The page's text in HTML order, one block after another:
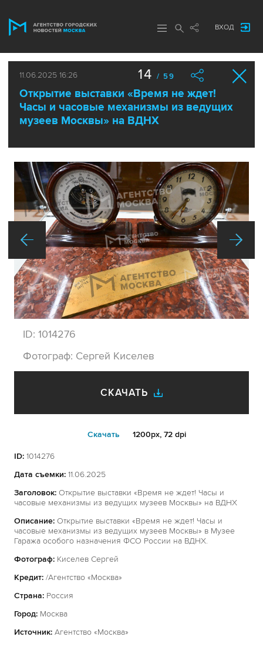
ВХОД
11.06.2025 16:26
Открытие выставки «Время не ждет!
Часы и часовые механизмы из ведущих
музеев Москвы» на ВДНХ
14 / 59
ID: 1014276
Фотограф: Сергей Киселев
СКАЧАТЬ
Cкачать 1200px, 72 dpi
ID: 1014276
Дата съемки: 11.06.2025
Заголовок: Открытие выставки «Время не ждет! Часы и
часовые механизмы из ведущих музеев Москвы» на ВДНХ
Описание: Открытие выставки «Время не ждет! Часы и
часовые механизмы из ведущих музеев Москвы» в Музее
Гаража особого назначения ФСО России на ВДНХ.
Фотограф: Киселев Сергей
Кредит: /Агентство «Москва»
Страна: Россия
Город: Москва
Источник: Агентство «Москва»